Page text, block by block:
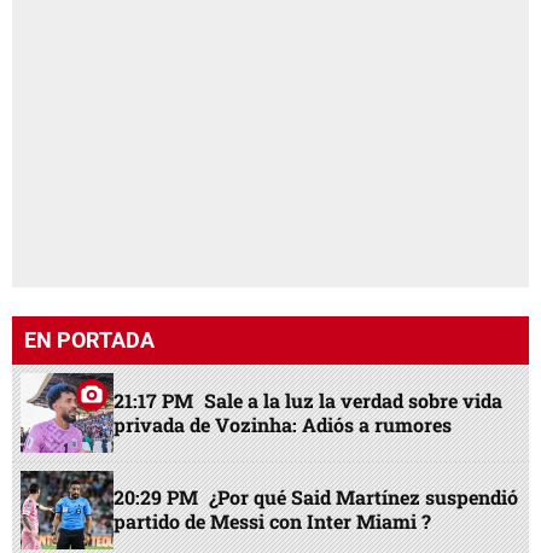
EN PORTADA
21:17 PM Sale a la luz la verdad sobre vida
privada de Vozinha: Adiós a rumores
20:29 PM ¿Por qué Said Martínez suspendió
partido de Messi con Inter Miami ?